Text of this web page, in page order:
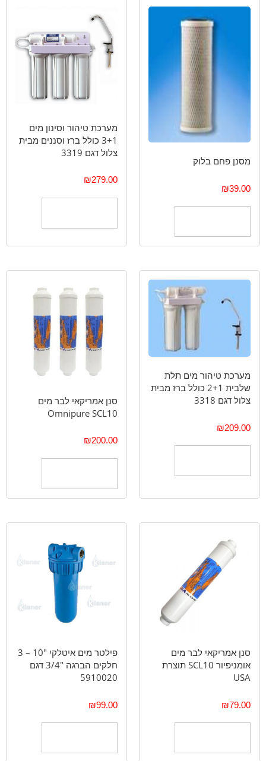
מסנן פחם בלוק
₪39.00
מערכת טיהור וסינון מים
3+1 כולל ברז וסננים מבית
צלול דגם 3319
₪279.00
מערכת טיהור מים תלת
שלבית 2+1 כולל ברז מבית
צלול דגם 3318
₪209.00
סנן אמריקאי לבר מים
Omnipure SCL10
₪200.00
סנן אמריקאי לבר מים
אומניפיור SCL10 תוצרת
USA
₪79.00
פילטר מים איטלקי "10 – 3
חלקים הברגה "3/4 דגם
5910020
₪99.00